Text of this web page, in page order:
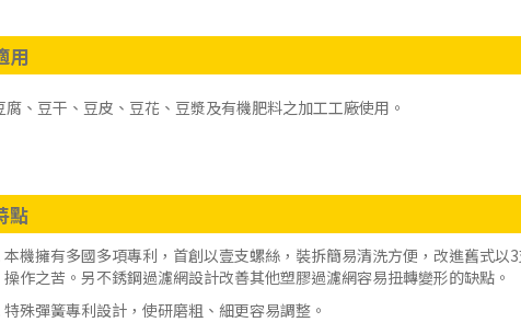
用
腐、豆干、豆皮、豆花、豆漿及有機肥料之加工工廠使用。
點
本機擁有多國多項專利，首創以壹支螺絲，裝拆簡易清洗方便，改進舊式
操作之苦。另不銹鋼過濾網設計改善其他塑膠過濾網容易扭轉變形的缺點。
特殊彈簧專利設計，使研磨粗、細更容易調整。